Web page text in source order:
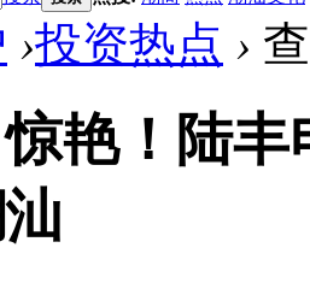
›投资热点 ›
惊艳！陆